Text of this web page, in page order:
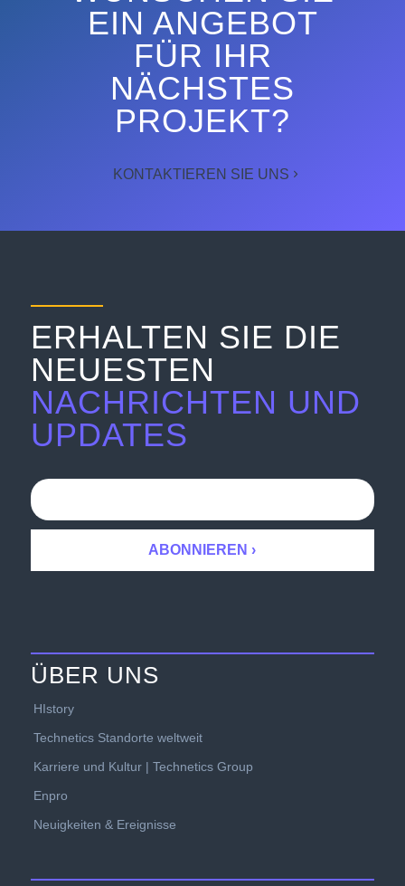
EIN ANGEBOT
FÜR IHR
NÄCHSTES
PROJEKT?
KONTAKTIEREN SIE UNS
ERHALTEN SIE DIE
NEUESTEN
NACHRICHTEN UND
UPDATES
ÜBER UNS
HIstory
Technetics Standorte weltweit
Karriere und Kultur | Technetics Group
Enpro
Neuigkeiten & Ereignisse